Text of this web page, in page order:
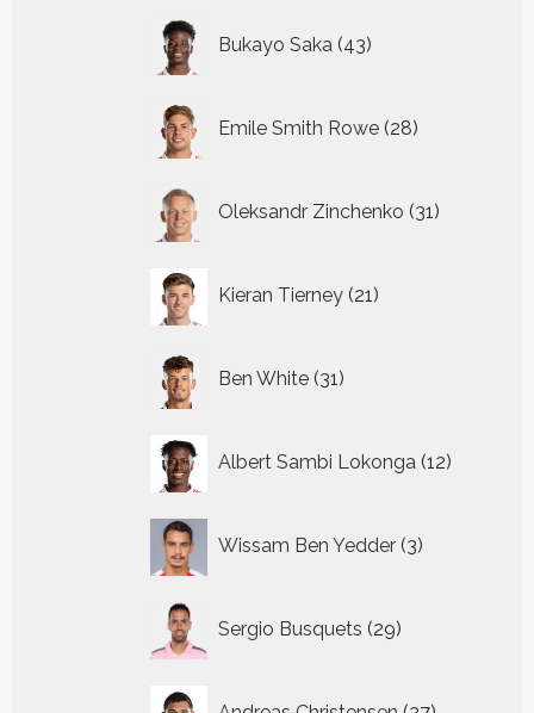
Bukayo Saka 43
producten
Emile Smith Rowe 28
producten
Oleksandr Zinchenko 31
producten
Kieran Tierney 21
producten
Ben White 31
producten
Albert Sambi Lokonga 12
Wissam Ben Yedder 3
producten
Sergio Busquets 29
producten